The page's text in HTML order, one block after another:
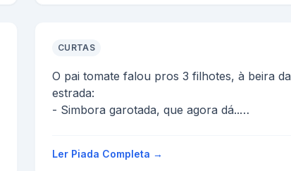
CURTAS
O pai tomate falou pros 3 filhotes, à beira da
estrada:
- Simbora garotada, que agora dá..
Ler Piada Completa →